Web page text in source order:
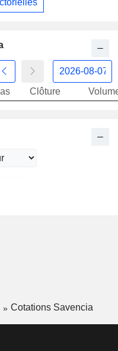
Clôture
Cotations Savencia